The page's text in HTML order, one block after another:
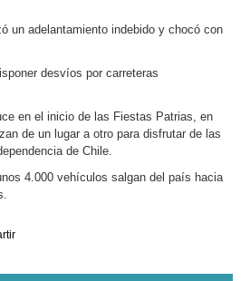
un adelantamiento indebido y chocó con
desvíos por carreteras
en el inicio de las Fiestas Patrias, en
de un lugar a otro para disfrutar de las
de Chile.
4.000 vehículos salgan del país hacia